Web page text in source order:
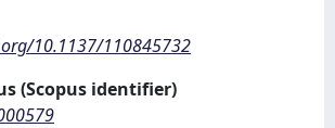
10.1137/110845732
(Scopus identifier)